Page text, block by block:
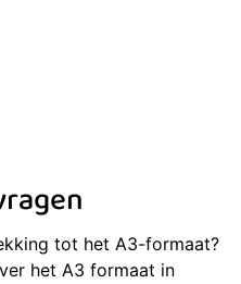
tot het A3-formaat?
het A3 formaat in